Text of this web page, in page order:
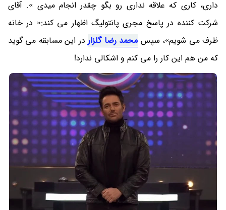
داری، کاری که علاقه نداری رو بگو چقدر انجام میدی ». آقای
شرکت کننده در پاسخ مجری پانتولیگ اظهار می کند:« در خانه
ظرف می شویم»، سپس محمد رضا گلزار در این مسابقه می گوید
که من هم این کار را می کنم و اشکالی ندارد!